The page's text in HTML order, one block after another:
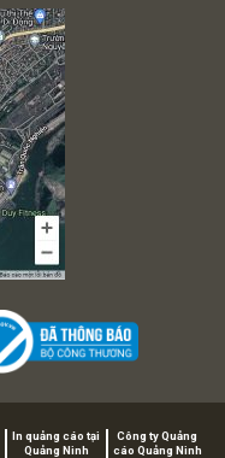
In quảng cáo tại
Quảng Ninh
Công ty Quảng
cáo Quảng Ninh